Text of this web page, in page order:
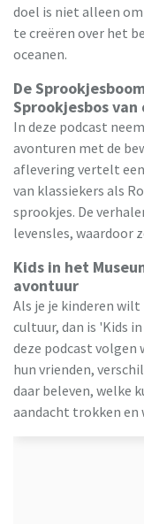
doel is niet alleen
te creëren over het
oceanen.
De
Sprookjesbos
In deze podcast
avonturen met de
aflevering vertelt
van klassiekers als
sprookjes. De
levensles, waardoor
Kids in het
avontuur
Als je je kinderen
cultuur, dan is 'Kids
deze podcast volgen
hun vrienden,
daar beleven, welke
aandacht trokken en